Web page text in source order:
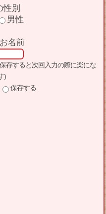
性別
男性
名前
存すると次回入力の際に楽にな
)
保存する